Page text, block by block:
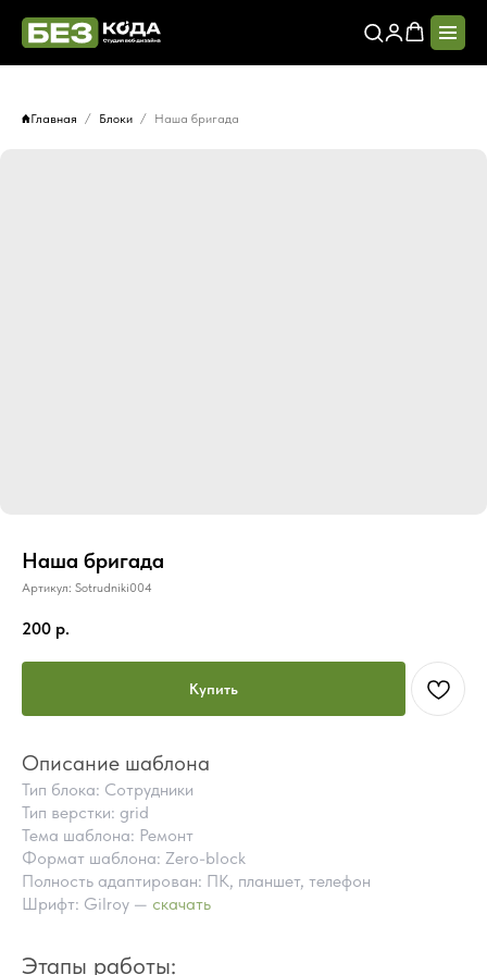
Главная Блоки Наша бригада
Наша бригада
Артикул: Sotrudniki004
200 р.
Купить
Описание шаблона
Тип блока: Сотрудники
Тип верстки: grid
Тема шаблона: Ремонт
Формат шаблона: Zero-block
Полность адаптирован: ПК, планшет, телефон
Шрифт: Gilroy — скачать
Этапы работы:
ПОЧЕМУ СТОИТ КУПИТЬ
ВМЕСТО ЗАКАЗА